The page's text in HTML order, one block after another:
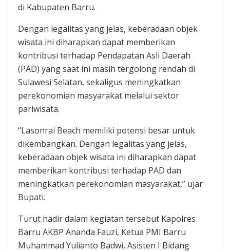
di Kabupaten Barru.
Dengan legalitas yang jelas, keberadaan objek
wisata ini diharapkan dapat memberikan
kontribusi terhadap Pendapatan Asli Daerah
(PAD) yang saat ini masih tergolong rendah di
Sulawesi Selatan, sekaligus meningkatkan
perekonomian masyarakat melalui sektor
pariwisata.
“Lasonrai Beach memiliki potensi besar untuk
dikembangkan. Dengan legalitas yang jelas,
keberadaan objek wisata ini diharapkan dapat
memberikan kontribusi terhadap PAD dan
meningkatkan perekonomian masyarakat,” ujar
Bupati.
Turut hadir dalam kegiatan tersebut Kapolres
Barru AKBP Ananda Fauzi, Ketua PMI Barru
Muhammad Yulianto Badwi, Asisten I Bidang